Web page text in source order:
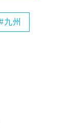
九州